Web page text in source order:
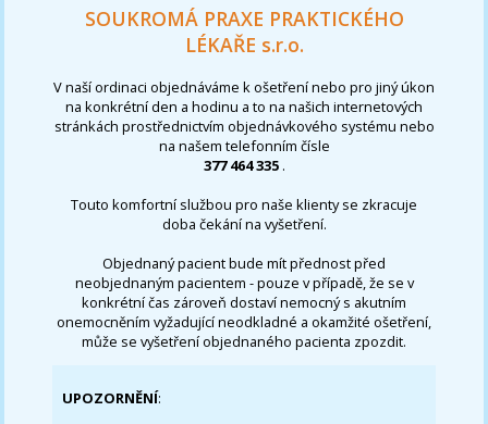
SOUKROMÁ PRAXE PRAKTICKÉHO
LÉKAŘE s.r.o.
V naší ordinaci objednáváme k ošetření nebo pro jiný úkon
na konkrétní den a hodinu a to na našich internetových
stránkách prostřednictvím objednávkového systému nebo
na našem telefonním čísle
377 464 335 .
Touto komfortní službou pro naše klienty se zkracuje
doba čekání na vyšetření.
Objednaný pacient bude mít přednost před
neobjednaným pacientem - pouze v případě, že se v
konkrétní čas zároveň dostaví nemocný s akutním
onemocněním vyžadující neodkladné a okamžité ošetření,
může se vyšetření objednaného pacienta zpozdit.
UPOZORNĚNÍ: